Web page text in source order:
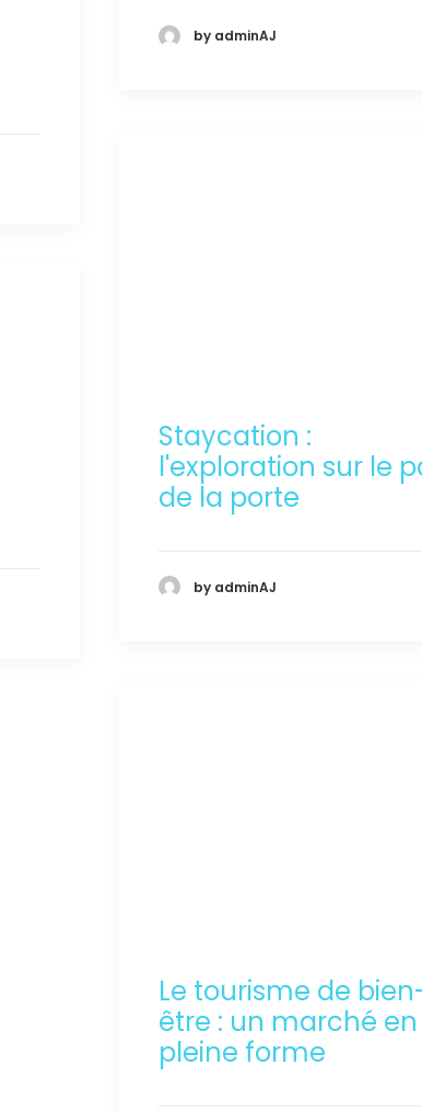
by adminAJ
Staycation :
l'exploration sur le
de la porte
by adminAJ
Le tourisme de
être : un marché en
pleine forme